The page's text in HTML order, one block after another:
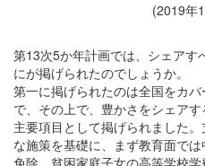
(2019年
第13次5か年計画では、シェアす
にが掲げられたのでし
第一に掲げられたのは全国をカ
で、その上で、豊かさをシェア
主要項目として掲げられました
な施策を基礎に、まず教育面で
免除、貧困家庭子女の高等学校学